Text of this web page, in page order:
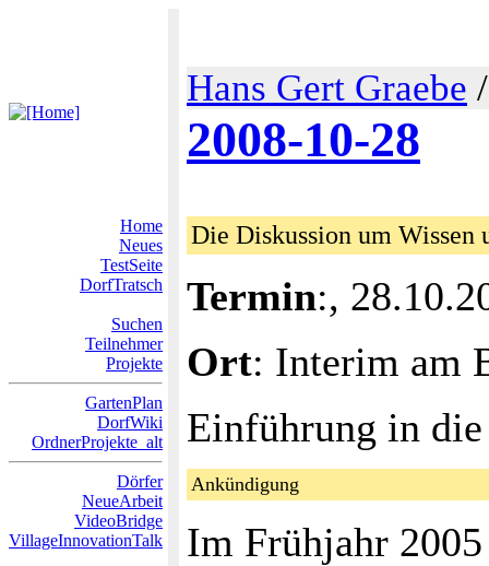
Hans Gert Graebe
2008-10-28
Home
Neues
TestSeite
DorfTratsch
Suchen
Teilnehmer
Projekte
GartenPlan
DorfWiki
OrdnerProjekte_alt
Dörfer
NeueArbeit
VideoBridge
VillageInnovationTalk
Die Diskussion um
Termin:,
Ort: Interim am
Einführung in
Ankündigung
Im Frühjahr